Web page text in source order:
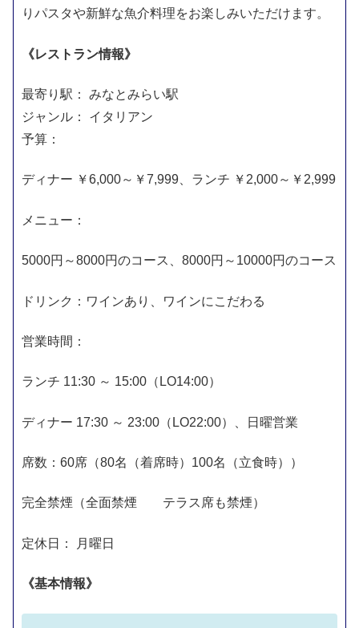
りパスタや新鮮な魚介料理をお楽しみいただけます。
《レストラン情報》
最寄り駅： みなとみらい駅
ジャンル： イタリアン
予算：
ディナー ￥6,000～￥7,999、ランチ ￥2,000～￥2,999
メニュー：
5000円～8000円のコース、8000円～10000円のコース
ドリンク：ワインあり、ワインにこだわる
営業時間：
ランチ 11:30 ～ 15:00（LO14:00）
ディナー 17:30 ～ 23:00（LO22:00）、日曜営業
席数：60席（80名（着席時）100名（立食時））
完全禁煙（全面禁煙 テラス席も禁煙）
定休日： 月曜日
《基本情報》